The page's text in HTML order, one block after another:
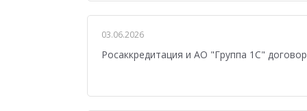
03.06.2026
Росаккредитация и АО "Группа 1С"